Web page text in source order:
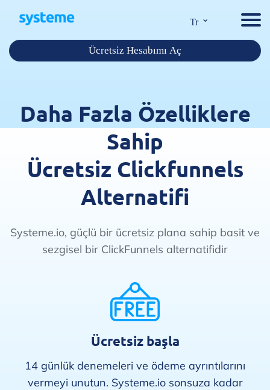
Tr ⌄
Ücretsiz Hesabımı Aç
Daha Fazla Özelliklere
Sahip
Ücretsiz Clickfunnels
Alternatifi
Systeme.io, güçlü bir ücretsiz plana sahip basit ve
sezgisel bir ClickFunnels alternatifidir
Ücretsiz başla
14 günlük denemeleri ve ödeme ayrıntılarını
vermeyi unutun. Systeme.io sonsuza kadar